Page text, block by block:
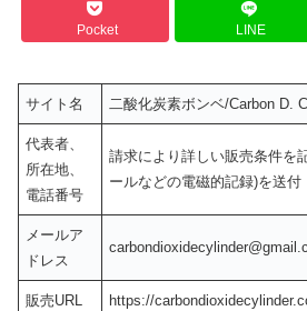
Pocket LINE
サイト名 二酸化炭素ボンベ/Carbon D.
代表者、
所在地、
電話番号
請求により詳しい販売条件を
ールなどの電磁的記録)を送付
メールア
ドレス
販売URL https://